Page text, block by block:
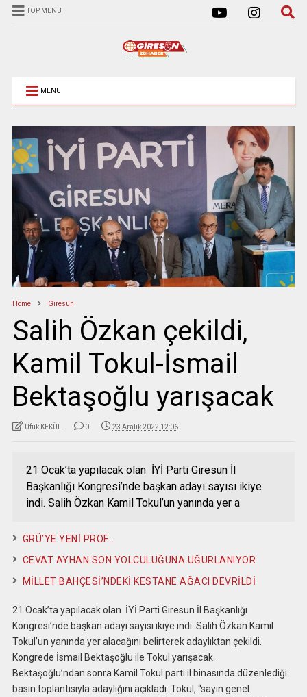
TOP MENU
MENU
Home Giresun
Salih Özkan çekildi,
Kamil Tokul-İsmail
Bektaşoğlu yarışacak
Ufuk KEKÜL 0 23 Aralık 2022 12:06
21 Ocak’ta yapılacak olan İYİ Parti Giresun İl
Başkanlığı Kongresi’nde başkan adayı sayısı ikiye
indi. Salih Özkan Kamil Tokul’un yanında yer a
GRÜ’YE YENİ PROF…
CEVAT AYHAN SON YOLCULUĞUNA UĞURLANIYOR
MİLLET BAHÇESİ’NDEKİ KESTANE AĞACI DEVRİLDİ
21 Ocak’ta yapılacak olan İYİ Parti Giresun İl Başkanlığı
Kongresi’nde başkan adayı sayısı ikiye indi. Salih Özkan Kamil
Tokul’un yanında yer alacağını belirterek adaylıktan çekildi.
Kongrede İsmail Bektaşoğlu ile Tokul yarışacak.
Bektaşoğlu’ndan sonra Kamil Tokul parti il binasında düzenlediği
basın toplantısıyla adaylığını açıkladı. Tokul, “sayın genel